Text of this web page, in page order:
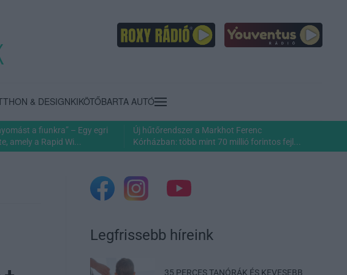
& DESIGNKIKÖTŐBARTA AUTÓ
a fiunkra” – Egy egri
amely a Rapid Wi...
Új hűtőrendszer a Markhot Ferenc
Kórházban: több mint 70 millió forintos fejl...
Legfrissebb híreink
35 PERCES TANÓRÁK ÉS KEVESEBB